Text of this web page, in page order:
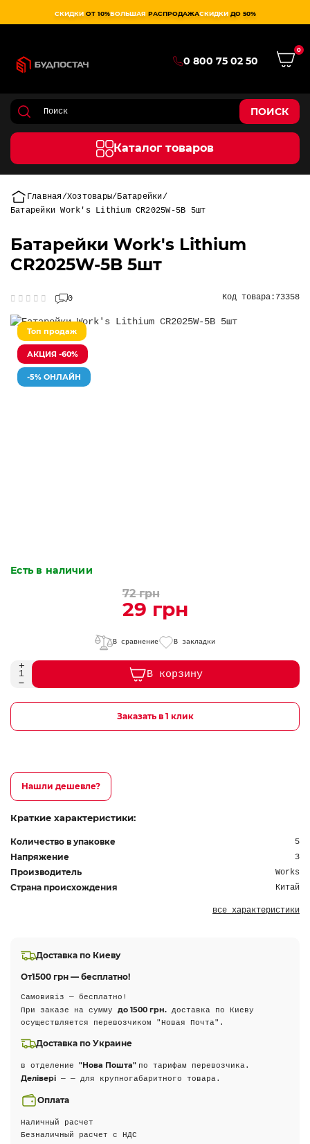
СКИДКИ ОТ 10%БОЛЬШАЯ РАСПРОДАЖАСКИДКИ ДО 50%
0 800 75 02 50
0
ПОИСК
Каталог товаров
Главная Хозтовары Батарейки
Батарейки Work's Lithium CR2025W-5B 5шт
Батарейки Work's Lithium
CR2025W-5B 5шт
0 Код товара: 73358
Топ продаж
АКЦИЯ -60%
-5% ОНЛАЙН
Есть в наличии
72 грн
29 грн
В сравнение В закладки
В корзину
Заказать в 1 клик
Нашли дешевле?
Краткие характеристики:
Количество в упаковке 5
Напряжение 3
Производитель Works
Страна происхождения Китай
все характеристики
Доставка по Киеву
От1500 грн — бесплатно!
Самовивіз — бесплатно!
При заказе на сумму до 1500 грн. доставка по Киеву
осуществляется перевозчиком "Новая Почта".
Доставка по Украине
в отделение "Нова Пошта" по тарифам перевозчика.
Делівері — — для крупногабаритного товара.
Оплата
Наличный расчет
Безналичный расчет с НДС